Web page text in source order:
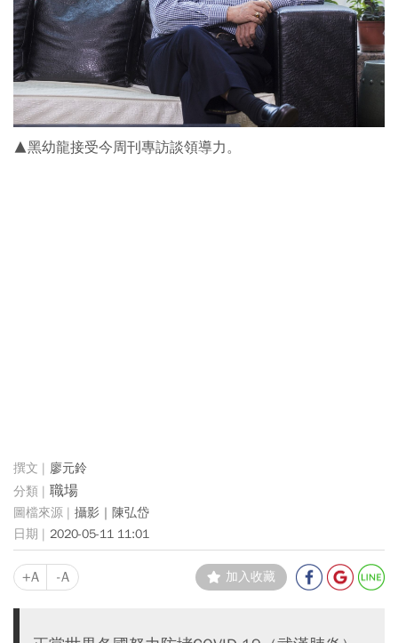
▲黑幼龍接受今周刊專訪談領導力。
廖元鈴
職場
攝影｜陳弘岱
2020-05-11 11:01
+A -A 加入收藏